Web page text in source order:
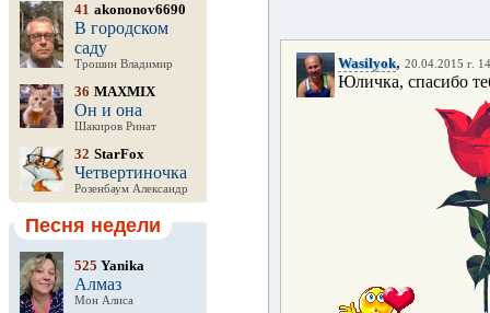
41 akononov6690
В городском
саду
Трошин Владимир
36 MAXMIX
Он и она
Шакиров Ринат
32 StarFox
Четвертиночка
Розенбаум Александр
Песня недели
525 Yanika
Алмаз
Мон Алиса
Wasilyok, 20.04.2015 г.
Юличка, спасибо